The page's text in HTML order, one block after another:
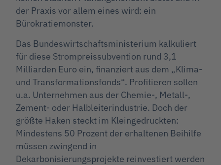
der Praxis vor allem eines wird: ein
Bürokratiemonster.
Das Bundeswirtschaftsministerium kalkuliert
für diese Strompreissubvention rund 3,1
Milliarden Euro ein, finanziert aus dem „Klima-
und Transformationsfonds“. Profitieren sollen
u.a. Unternehmen aus der Chemie-, Metall-,
Zement- oder Halbleiterindustrie. Doch der
größte Haken steckt im Kleingedruckten:
Mindestens 50 Prozent der erhaltenen Beihilfe
müssen zwingend in
Dekarbonisierungsprojekte reinvestiert werden